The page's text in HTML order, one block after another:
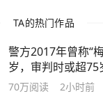
TA的热门作品
警方2017年曾称“
岁，审判时或超75
读：满75周岁不适
70万阅读 2小时前